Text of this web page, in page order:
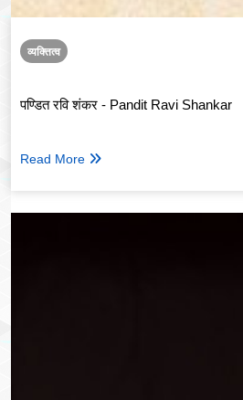
व्यक्तित्व
पण्डित रवि शंकर - Pandit Ravi Shankar
Read More